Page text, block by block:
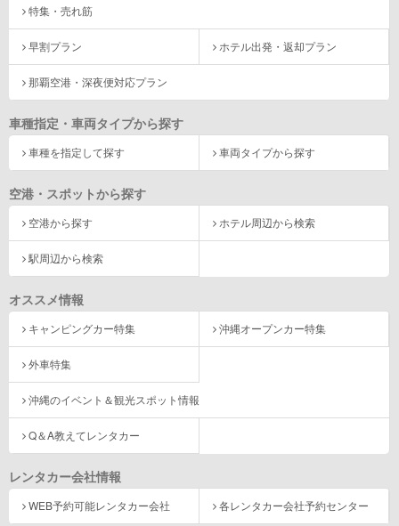
特集・売れ筋
早割プラン ホテル出発・返却プラン
那覇空港・深夜便対応プラン
車種指定・車両タイプから探す
車種を指定して探す 車両タイプから探す
空港・スポットから探す
空港から探す ホテル周辺から検索
駅周辺から検索
オススメ情報
キャンピングカー特集 沖縄オープンカー特集
外車特集
沖縄のイベント＆観光スポット情報
Q＆A教えてレンタカー
レンタカー会社情報
WEB予約可能レンタカー会社 各レンタカー会社予約センター